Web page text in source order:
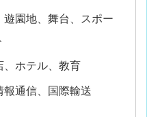
園地、舞台、スポー
ホテル、教育
報通信、国際輸送